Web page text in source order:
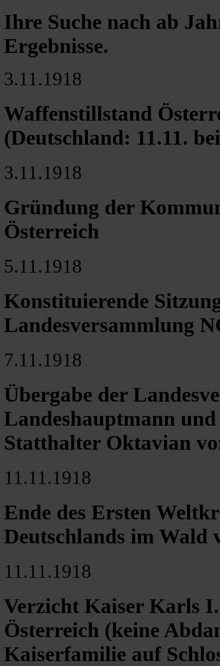
Ihre Suche nach ab
Ergebnisse.
3.11.1918
Waffenstillstand
(Deutschland: 11.11.
3.11.1918
Gründung der
Österreich
5.11.1918
Konstituierende
Landesversammlung
7.11.1918
Übergabe der
Landeshauptmann
Statthalter Oktavian
11.11.1918
Ende des Ersten
Deutschlands im Wald
11.11.1918
Verzicht Kaiser Karls
Österreich (keine
Kaiserfamilie auf